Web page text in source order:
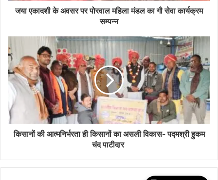
जया एकादशी के अवसर पर पोरवाल महिला मंडल का गौ सेवा कार्यक्रम
सम्पन्न
किसानों की आत्मनिर्भरता ही किसानों का असली विकास- पद्मश्री हुकम
चंद पाटीदार